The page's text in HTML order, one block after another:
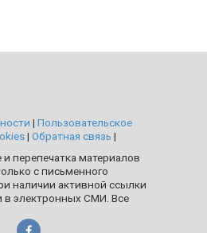
| Пользовательское
| Обратная связь |
перепечатка материалов
с письменного
наличии активной ссылки
в электронных СМИ. Все